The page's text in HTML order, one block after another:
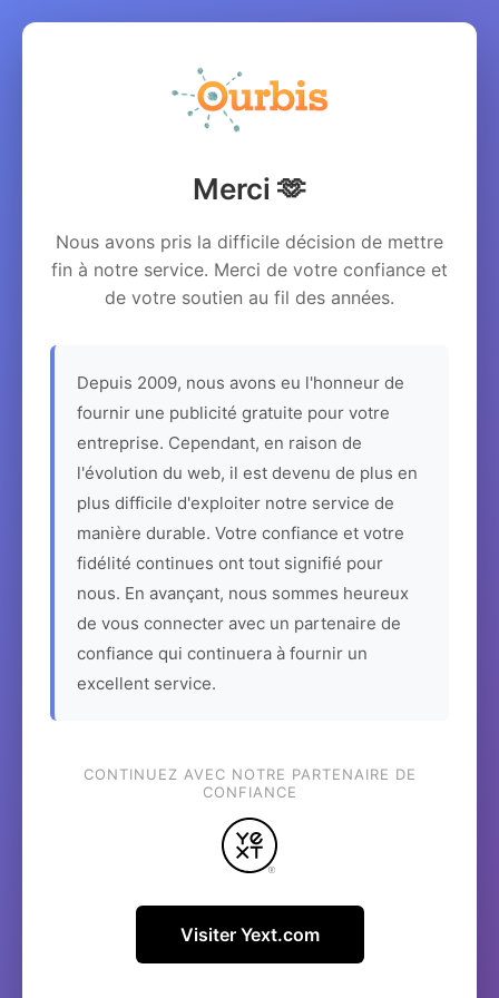
Merci 🫶
Nous avons pris la difficile décision de mettre
fin à notre service. Merci de votre confiance et
de votre soutien au fil des années.
Depuis 2009, nous avons eu l'honneur de
fournir une publicité gratuite pour votre
entreprise. Cependant, en raison de
l'évolution du web, il est devenu de plus en
plus difficile d'exploiter notre service de
manière durable. Votre confiance et votre
fidélité continues ont tout signifié pour
nous. En avançant, nous sommes heureux
de vous connecter avec un partenaire de
confiance qui continuera à fournir un
excellent service.
CONTINUEZ AVEC NOTRE PARTENAIRE DE
CONFIANCE
Visiter Yext.com